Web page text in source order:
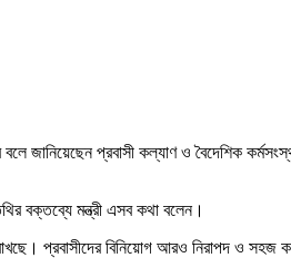
জানিয়েছেন প্রবাসী কল্যাণ ও বৈদেশিক
বক্তব্যে মন্ত্রী এসব কথা বলেন।
প্রবাসীদের বিনিয়োগ আরও নিরাপদ ও